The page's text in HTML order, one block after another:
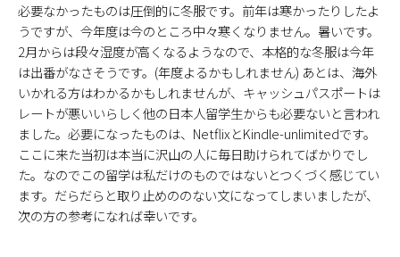
必要なかったものは圧倒的に冬服です。前年は寒かったりしたよ
うですが、今年度は今のところ中々寒くなりません。暑いです。
2月からは段々湿度が高くなるようなので、本格的な冬服は今年
は出番がなさそうです。(年度よるかもしれません) あとは、海外
いかれる方はわかるかもしれませんが、キャッシュパスポートは
レートが悪いいらしく他の日本人留学生からも必要ないと言われ
ました。必要になったものは、NetflixとKindle-unlimitedです。
ここに来た当初は本当に沢山の人に毎日助けられてばかりでし
た。なのでこの留学は私だけのものではないとつくづく感じてい
ます。だらだらと取り止めののない文になってしまいましたが、
次の方の参考になれば幸いです。